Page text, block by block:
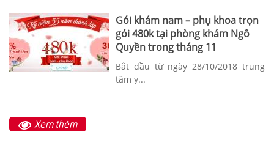
Gói khám nam – phụ khoa trọn
gói 480k tại phòng khám Ngô
Quyền trong tháng 11
Bắt đầu từ ngày 28/10/2018 trung
tâm y...
Xem thêm